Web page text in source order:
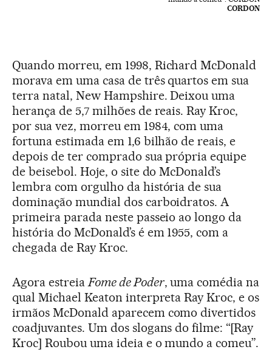
CORDON
Quando morreu, em 1998, Richard McDonald
morava em uma casa de três quartos em sua
terra natal, New Hampshire. Deixou uma
herança de 5,7 milhões de reais. Ray Kroc,
por sua vez, morreu em 1984, com uma
fortuna estimada em 1,6 bilhão de reais, e
depois de ter comprado sua própria equipe
de beisebol. Hoje, o site do McDonald’s
lembra com orgulho da história de sua
dominação mundial dos carboidratos. A
primeira parada neste passeio ao longo da
história do McDonald’s é em 1955, com a
chegada de Ray Kroc.
Agora estreiaFome de Poder, uma comédia na
qual Michael Keaton interpreta Ray Kroc, e os
irmãos McDonald aparecem como divertidos
coadjuvantes. Um dos slogans do filme: “[Ray
Kroc] Roubou uma ideia e o mundo a comeu”.